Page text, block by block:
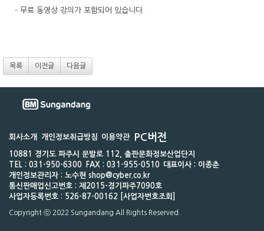
- 무료 동영상 강의가 포함되어 있습니다.
목록 이전글 다음글
회사소개 개인정보취급방침 이용약관 PC버전
10881 경기도 파주시 문발로 112, 출판문화정보산업단지
TEL : 031-950-6300
FAX : 031-955-0510
대표이사 : 이종춘
개인정보관리자 : 노수현 shop@cyber.co.kr
통신판매업신고번호 : 제2015-경기파주7090호
사업자등록번호 : 526-87-00162 [사업자번호조회]
Copyright ⓒ 2022 Sungandang All Rights Reserved.